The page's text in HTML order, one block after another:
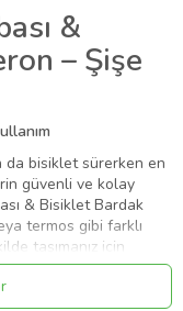
&
– Şişe
da bisiklet sürerken en
güvenli ve kolay
& Bisiklet Bardak
termos gibi farklı
taşımanız için
için